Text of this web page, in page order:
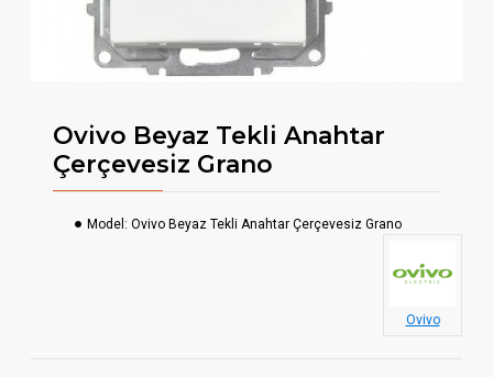
Ovivo Beyaz Tekli Anahtar
Çerçevesiz Grano
Model: Ovivo Beyaz Tekli Anahtar Çerçevesiz Grano
Ovivo